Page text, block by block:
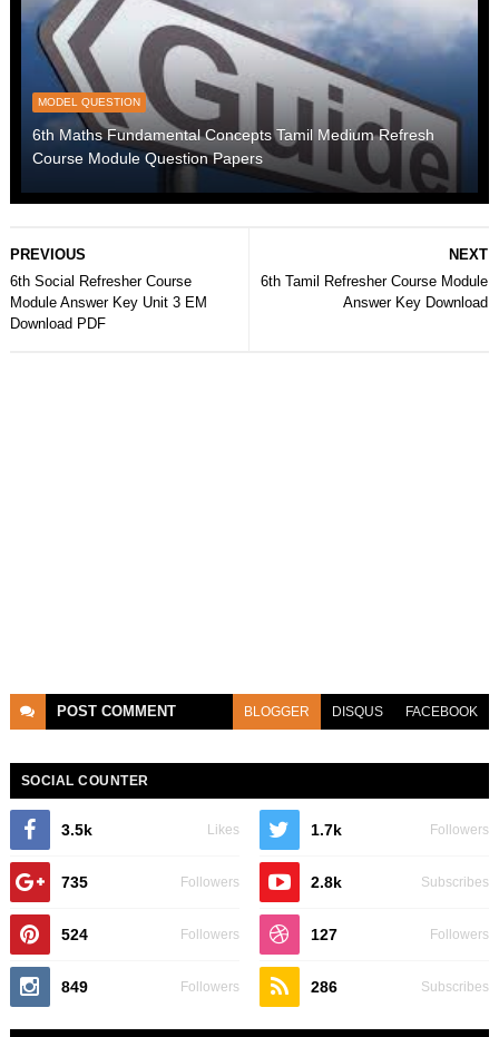
MODEL QUESTION
6th Maths Fundamental Concepts Tamil Medium Refresh
Course Module Question Papers
NEXT
6th Tamil Refresher Course Module
Answer Key Download
PREVIOUS
6th Social Refresher Course
Module Answer Key Unit 3 EM
Download PDF
POST COMMENT BLOGGER DISQUS FACEBOOK
SOCIAL COUNTER
3.5k Likes 1.7k Followers
735 Followers 2.8k Subscribes
524 Followers 127 Followers
849 Followers 286 Subscribes